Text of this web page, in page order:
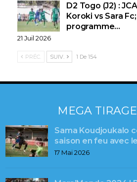
D2 Togo (J2) :
Koroki vs Sara
programme…
21 Juil 2026
PRÉC. SUIV. 1 De 154
MEGA TIRAGE
Sama Koudjoukalo
saison en feu avec
17 Mai 2026